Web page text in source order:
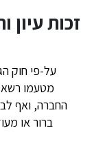
מטעמו
החברה, ואף
ברור או